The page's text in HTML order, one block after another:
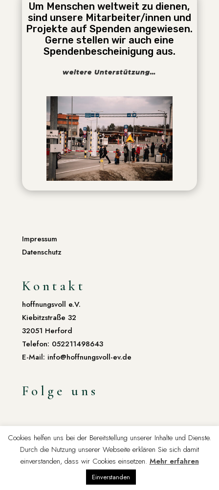
Um Menschen weltweit zu dienen,
sind unsere Mitarbeiter/innen und
Projekte auf Spenden angewiesen.
Gerne stellen wir auch eine
Spendenbescheinigung aus.
weitere Unterstützung…
Impressum
Datenschutz
Kontakt
hoffnungsvoll e.V.
Kiebitzstraße 32
32051 Herford
Telefon: 052211498643
E-Mail: info@hoffnungsvoll-ev.de
Folge uns
Copyright © 2023 Hoffnungsvoll e.V. · All Rights Reserved
Cookies helfen uns bei der Bereitstellung unserer Inhalte und Dienste.
Durch die Nutzung unserer Webseite erklären Sie sich damit
einverstanden, dass wir Cookies einsetzen. Mehr erfahren
Einverstanden